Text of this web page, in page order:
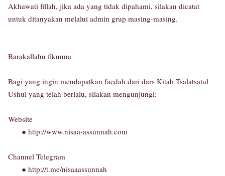
Akhawati fillah, jika ada yang tidak dipahami, silakan dicatat
untuk ditanyakan melalui admin grup masing-masing.
Barakallahu fikunna
Bagi yang ingin mendapatkan faedah dari dars Kitab Tsalatsatul
Ushul yang telah berlalu, silakan mengunjungi:
Website
● http://www.nisaa-assunnah.com
Channel Telegram
● http://t.me/nisaaassunnah